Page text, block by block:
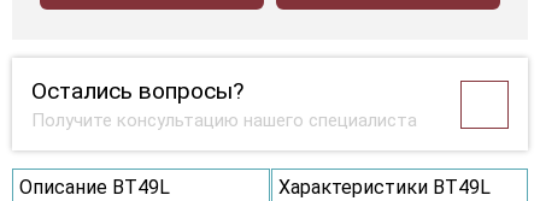
Остались вопросы?
Получите консультацию нашего специалиста
Описание BT49L
Характеристики BT49L